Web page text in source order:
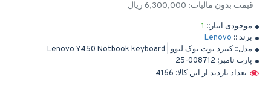
موجودی انبار:: 1
برند :: Lenovo
مدل:: کیبرد نوت بوک لنوو | Lenovo Y450 Notbook keyboard
پارت نامبر: 25-008712
تعداد بازدید از این کالا: 4166
قیمت بدون مالیات: 6,300,000 ریال